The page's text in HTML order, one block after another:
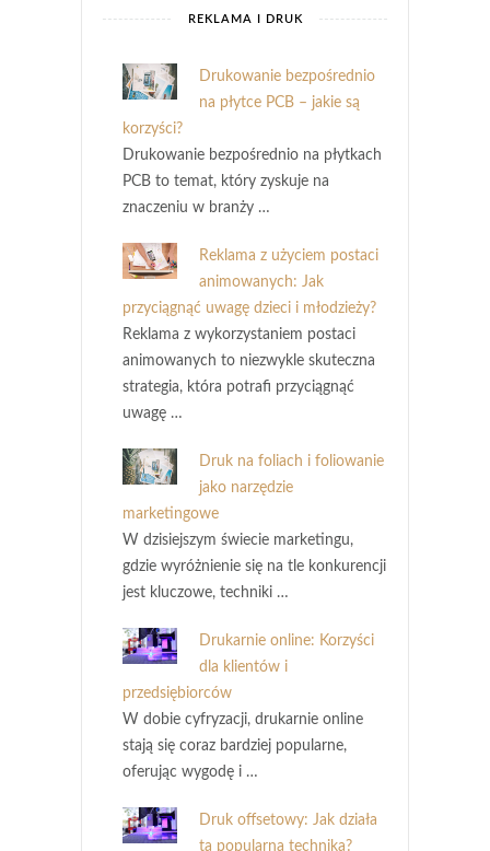
REKLAMA I DRUK
Drukowanie bezpośrednio
na płytce PCB – jakie są
korzyści?
Drukowanie bezpośrednio na płytkach
PCB to temat, który zyskuje na
znaczeniu w branży …
Reklama z użyciem postaci
animowanych: Jak
przyciągnąć uwagę dzieci i młodzieży?
Reklama z wykorzystaniem postaci
animowanych to niezwykle skuteczna
strategia, która potrafi przyciągnąć
uwagę …
Druk na foliach i foliowanie
jako narzędzie
marketingowe
W dzisiejszym świecie marketingu,
gdzie wyróżnienie się na tle konkurencji
jest kluczowe, techniki …
Drukarnie online: Korzyści
dla klientów i
przedsiębiorców
W dobie cyfryzacji, drukarnie online
stają się coraz bardziej popularne,
oferując wygodę i …
Druk offsetowy: Jak działa
ta popularna technika?